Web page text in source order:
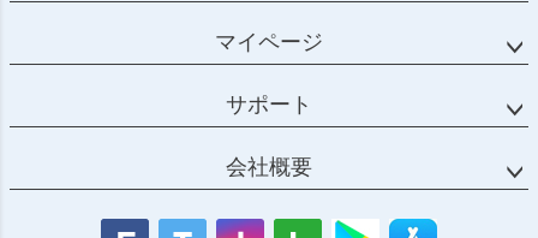
マイページ
サポート
会社概要